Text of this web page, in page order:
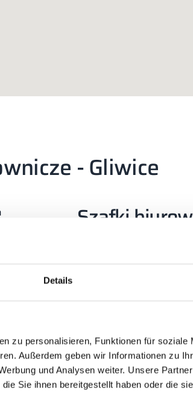
Details
zu personalisieren, Funktionen für soziale
Außerdem geben wir Informationen zu
und Analysen weiter. Unsere
Sie ihnen bereitgestellt haben oder die
- Gliwice
i
z
do
rolę w
Szafki
mają
pracownicy biur i
uczniowie. W każdym z
meble, które
Gliwice to jedno z wielu
podstawówki w